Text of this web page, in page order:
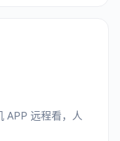
APP 远程看，人